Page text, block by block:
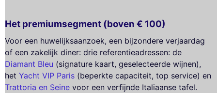
Het premiumsegment (boven € 100)
Voor een huwelijksaanzoek, een bijzondere verjaardag
of een zakelijk diner: drie referentieadressen: de
Diamant Bleu (signature kaart, geselecteerde wijnen),
het Yacht VIP Paris (beperkte capaciteit, top service) en
Trattoria en Seine voor een verfijnde Italiaanse tafel.